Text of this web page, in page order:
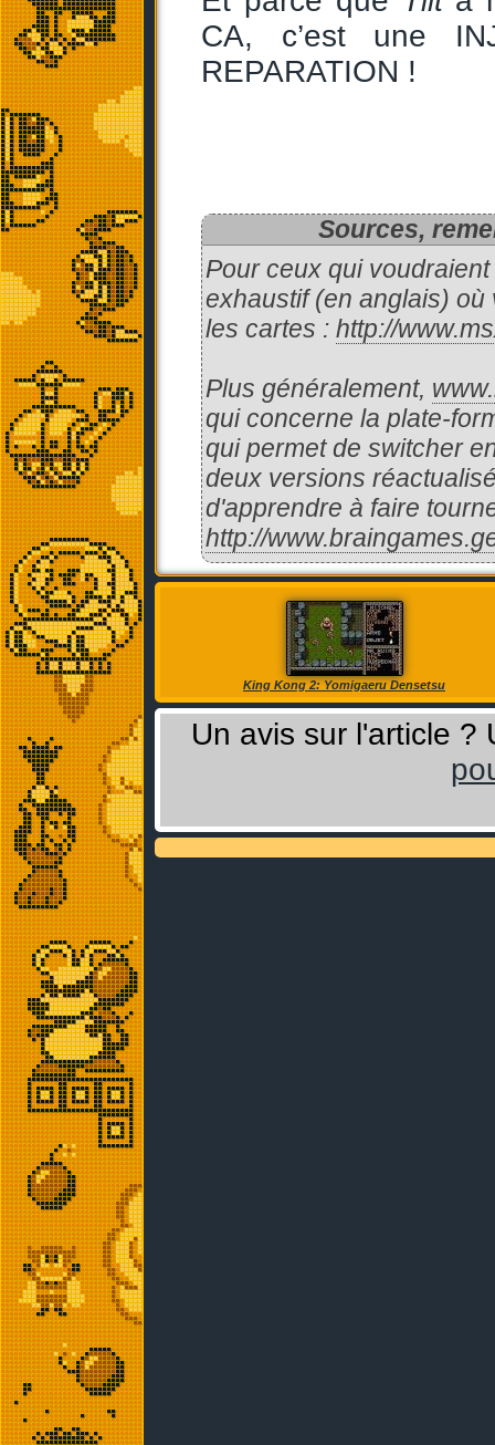
CA, c’est une
REPARATION !
Sources,
Pour ceux qui
exhaustif (en anglais)
les cartes : http://
Plus généralement,
qui concerne la plate-
qui permet de switcher
deux versions
d'apprendre à faire
http://
King Kong 2: Yomigaeru Densetsu
Un avis sur l'article